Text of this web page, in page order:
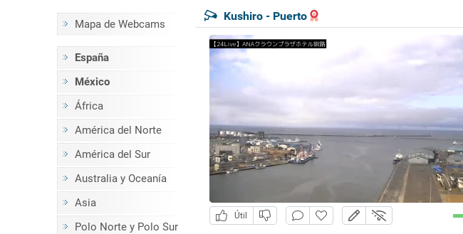
Mapa de Webcams
España
México
África
América del Norte
América del Sur
Australia y Oceanía
Asia
Polo Norte y Polo Sur
Kushiro - Puerto
Útil